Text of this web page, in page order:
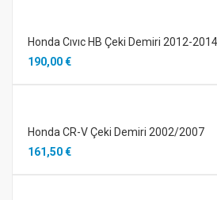
Honda Cıvıc HB Çeki Demiri 2012-2014
190,00 €
Honda CR-V Çeki Demiri 2002/2007
161,50 €